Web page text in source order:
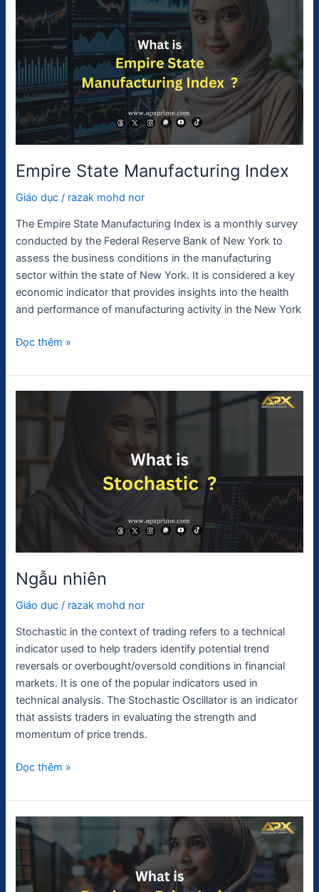
Empire State Manufacturing Index
Giáo dục / razak mohd nor
The Empire State Manufacturing Index is a monthly survey
conducted by the Federal Reserve Bank of New York to
assess the business conditions in the manufacturing
sector within the state of New York. It is considered a key
economic indicator that provides insights into the health
and performance of manufacturing activity in the New York
Manufacturing
Index
Đọc thêm »
Ngẫu nhiên
Giáo dục / razak mohd nor
Stochastic in the context of trading refers to a technical
indicator used to help traders identify potential trend
reversals or overbought/oversold conditions in financial
markets. It is one of the popular indicators used in
technical analysis. The Stochastic Oscillator is an indicator
that assists traders in evaluating the strength and
momentum of price trends.
Đọc thêm »
Chỉ
giá
sản